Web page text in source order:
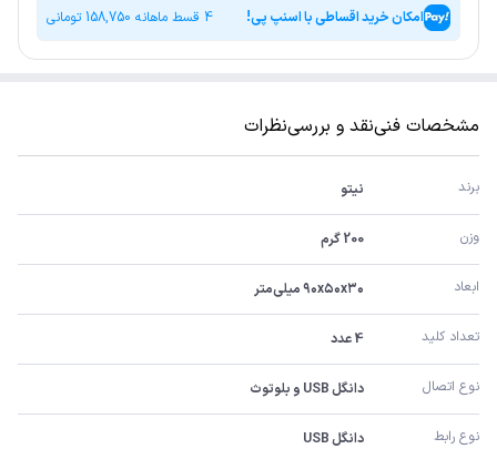
امکان خرید اقساطی با اسنپ پی! 4 قسط ماهانه 158,750 تومانی
مشخصات فنینقد و بررسینظرات
برند نیتو
وزن 200 گرم
ابعاد ۹۰x۵۰x۳۰ میلی‌متر
تعداد کلید 4 عدد
نوع اتصال دانگل USB و بلوتوث
نوع رابط